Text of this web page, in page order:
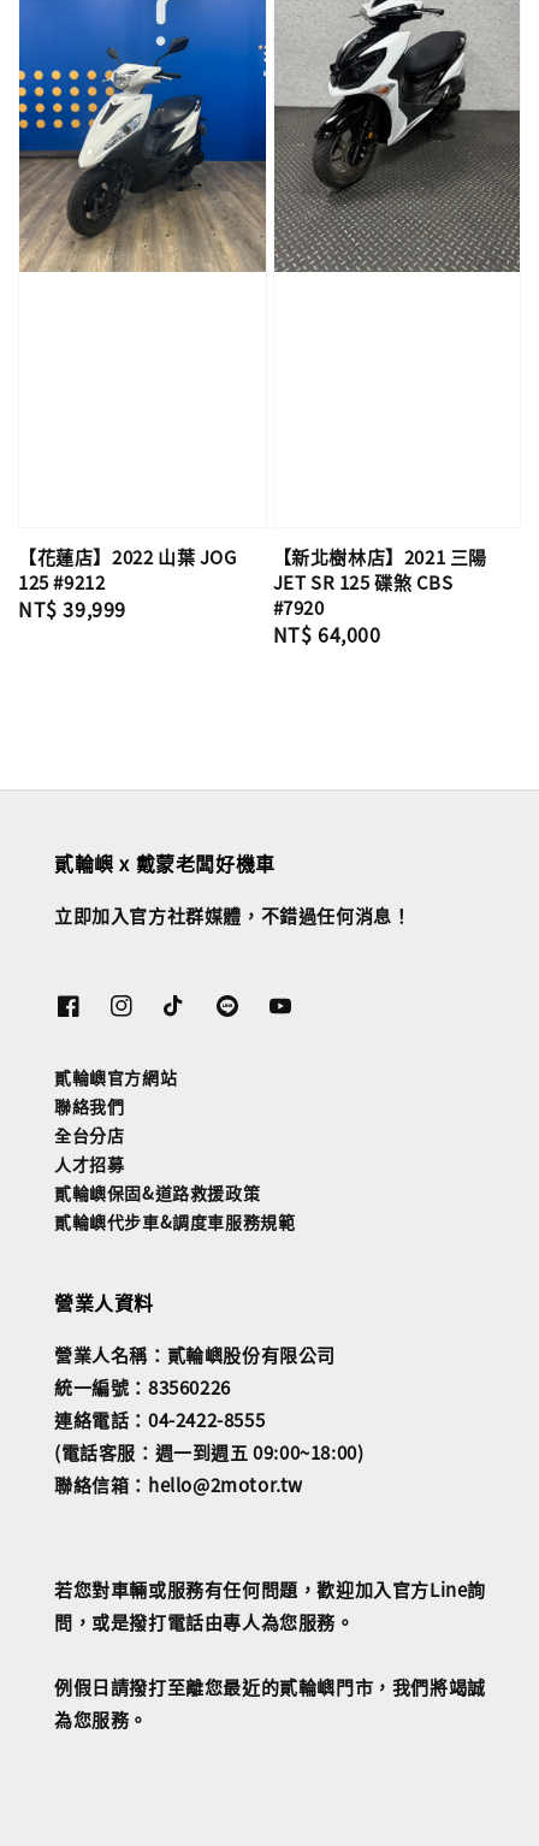
【花蓮店】2022 山葉 JOG
125 #9212
Regular
NT$ 39,999
【新北樹林店】2021 三陽
JET SR 125 碟煞 CBS
#7920
Regular
NT$ 64,000
貳輪嶼 x 戴蒙老闆好機車
立即加入官方社群媒體，不錯過任何消息！
貳輪嶼官方網站
聯絡我們
全台分店
人才招募
貳輪嶼保固&道路救援政策
貳輪嶼代步車&調度車服務規範
營業人資料
營業人名稱：貳輪嶼股份有限公司
統一編號：83560226
連絡電話：04-2422-8555
(電話客服：週一到週五 09:00~18:00)
聯絡信箱：hello@2motor.tw
若您對車輛或服務有任何問題，歡迎加入官方Line詢
問，或是撥打電話由專人為您服務。
例假日請撥打至離您最近的貳輪嶼門市，我們將竭誠
為您服務。